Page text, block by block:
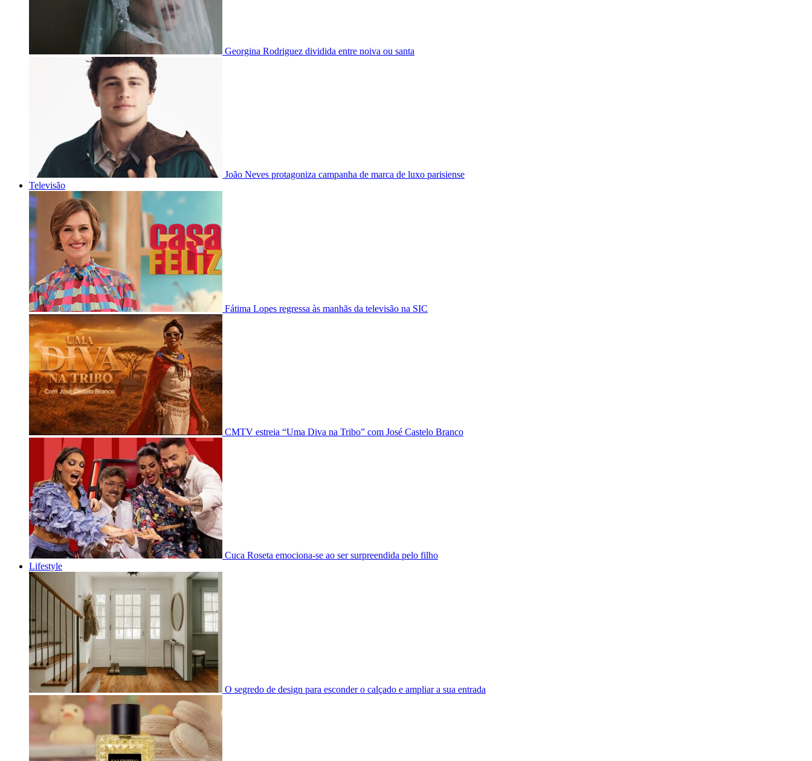
Georgina Rodriguez dividida entre noiva ou santa
João Neves protagoniza campanha de marca de luxo parisiense
Televisão
Fátima Lopes regressa às manhãs da televisão na SIC
CMTV estreia “Uma Diva na Tribo” com José Castelo Branco
Cuca Roseta emociona-se ao ser surpreendida pelo filho
Lifestyle
O segredo de design para esconder o calçado e ampliar a sua entrada